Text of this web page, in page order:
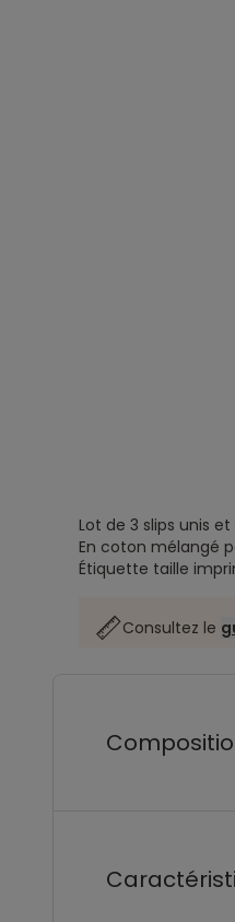
Lot de 3 slips unis
En coton mélangé
Étiquette taille
Consultez le